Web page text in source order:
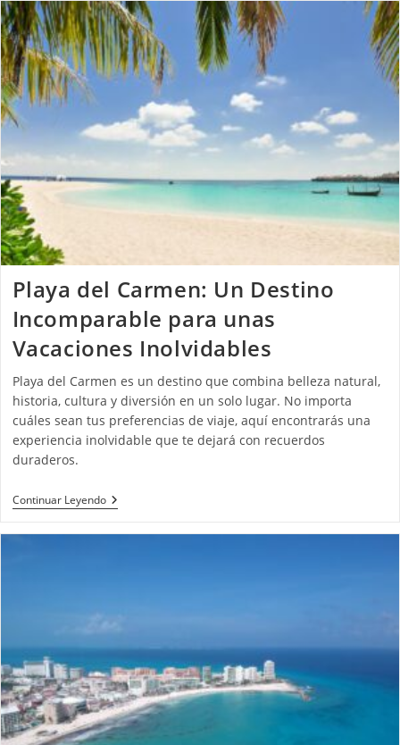
Playa del Carmen: Un Destino
Incomparable para unas
Vacaciones Inolvidables
Playa del Carmen es un destino que combina belleza natural,
historia, cultura y diversión en un solo lugar. No importa
cuáles sean tus preferencias de viaje, aquí encontrarás una
experiencia inolvidable que te dejará con recuerdos
duraderos.
Continuar Leyendo